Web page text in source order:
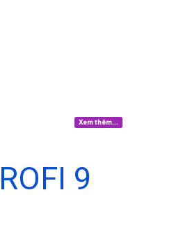
Xem thêm...
9